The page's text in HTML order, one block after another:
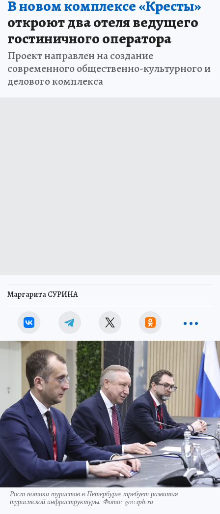
В новом комплексе «Кресты»
откроют два отеля ведущего
гостиничного оператора
Проект направлен на создание
современного общественно-культурного и
делового комплекса
Маргарита СУРИНА
Рост потока туристов в Петербурге требует развития
туристской инфраструктуры. Фото: gov.spb.ru